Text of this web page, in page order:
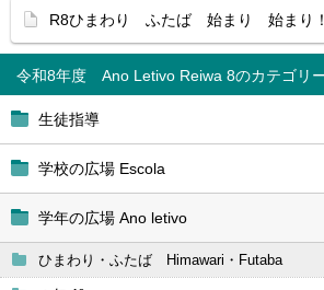
令和8年度 Ano Letivo Reiwa 8
生徒指導
学校の広場 Escola
学年の広場 Ano letivo
ひまわり・ふたば Himawari・Futaba
R8ひまわり ふたば 始まり 始まり！